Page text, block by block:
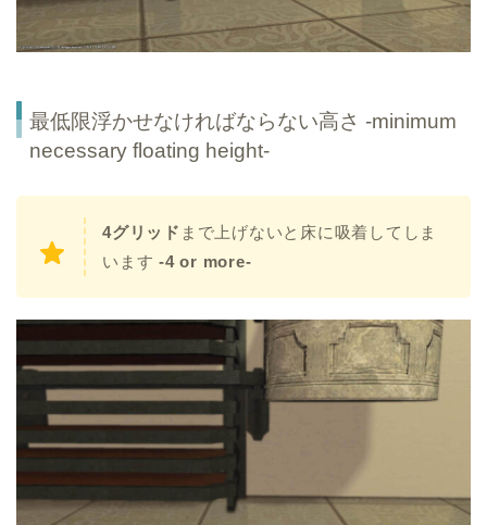
最低限浮かせなければならない高さ -minimum
necessary floating height-
4グリッド まで上げないと床に吸着してしま
います-4 or more-